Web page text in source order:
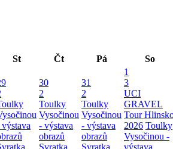
St Čt Pá So
30
2
Toulky
Vysočinou
- výstava
obrazů
31
2
Toulky
Vysočinou
- výstava
obrazů
1
3
UCI
GRAVEL
Tour
2026 Toulky
Vysočinou -